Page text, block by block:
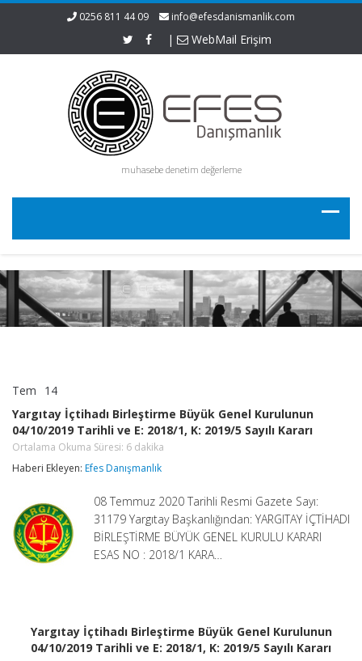
0256 811 44 09 info@efesdanismanlik.com
| WebMail Erişim
muhasebe denetim değerleme
Tem 14
Birleştirme
Büyük
Genel
04/10/2019
2018/1,
2019/5
6
dakika
için
Yargıtay İçtihadı Birleştirme Büyük Genel Kurulunun
04/10/2019 Tarihli ve E: 2018/1, K: 2019/5 Sayılı Kararı
Ortalama Okuma Süresi: 6 dakika
Haberi Ekleyen: Efes Danışmanlık
08 Temmuz 2020 Tarihli Resmi Gazete Sayı:
31179 Yargıtay Başkanlığından: YARGITAY İÇTİHADI
BİRLEŞTİRME BÜYÜK GENEL KURULU KARARI
ESAS NO : 2018/1 KARA…
Yargıtay İçtihadı Birleştirme Büyük Genel Kurulunun
04/10/2019 Tarihli ve E: 2018/1, K: 2019/5 Sayılı Kararı